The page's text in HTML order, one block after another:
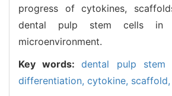
progress of cytokines,
dental pulp stem cells in
microenvironment.
Key words:dental pulp
differentiation, cytokine, scaffold,